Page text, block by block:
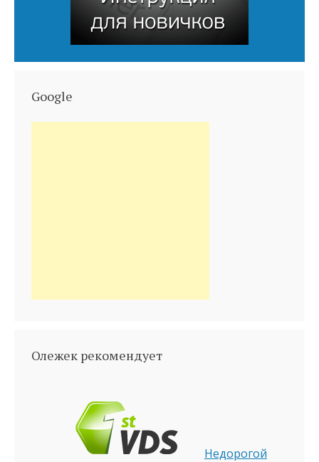
Google
Олежек рекомендует
Недорогой